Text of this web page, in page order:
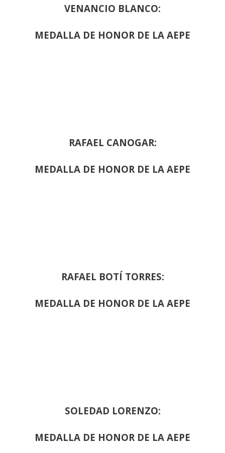
VENANCIO BLANCO:
MEDALLA DE HONOR DE LA AEPE
RAFAEL CANOGAR:
MEDALLA DE HONOR DE LA AEPE
RAFAEL BOTÍ TORRES:
MEDALLA DE HONOR DE LA AEPE
SOLEDAD LORENZO:
MEDALLA DE HONOR DE LA AEPE